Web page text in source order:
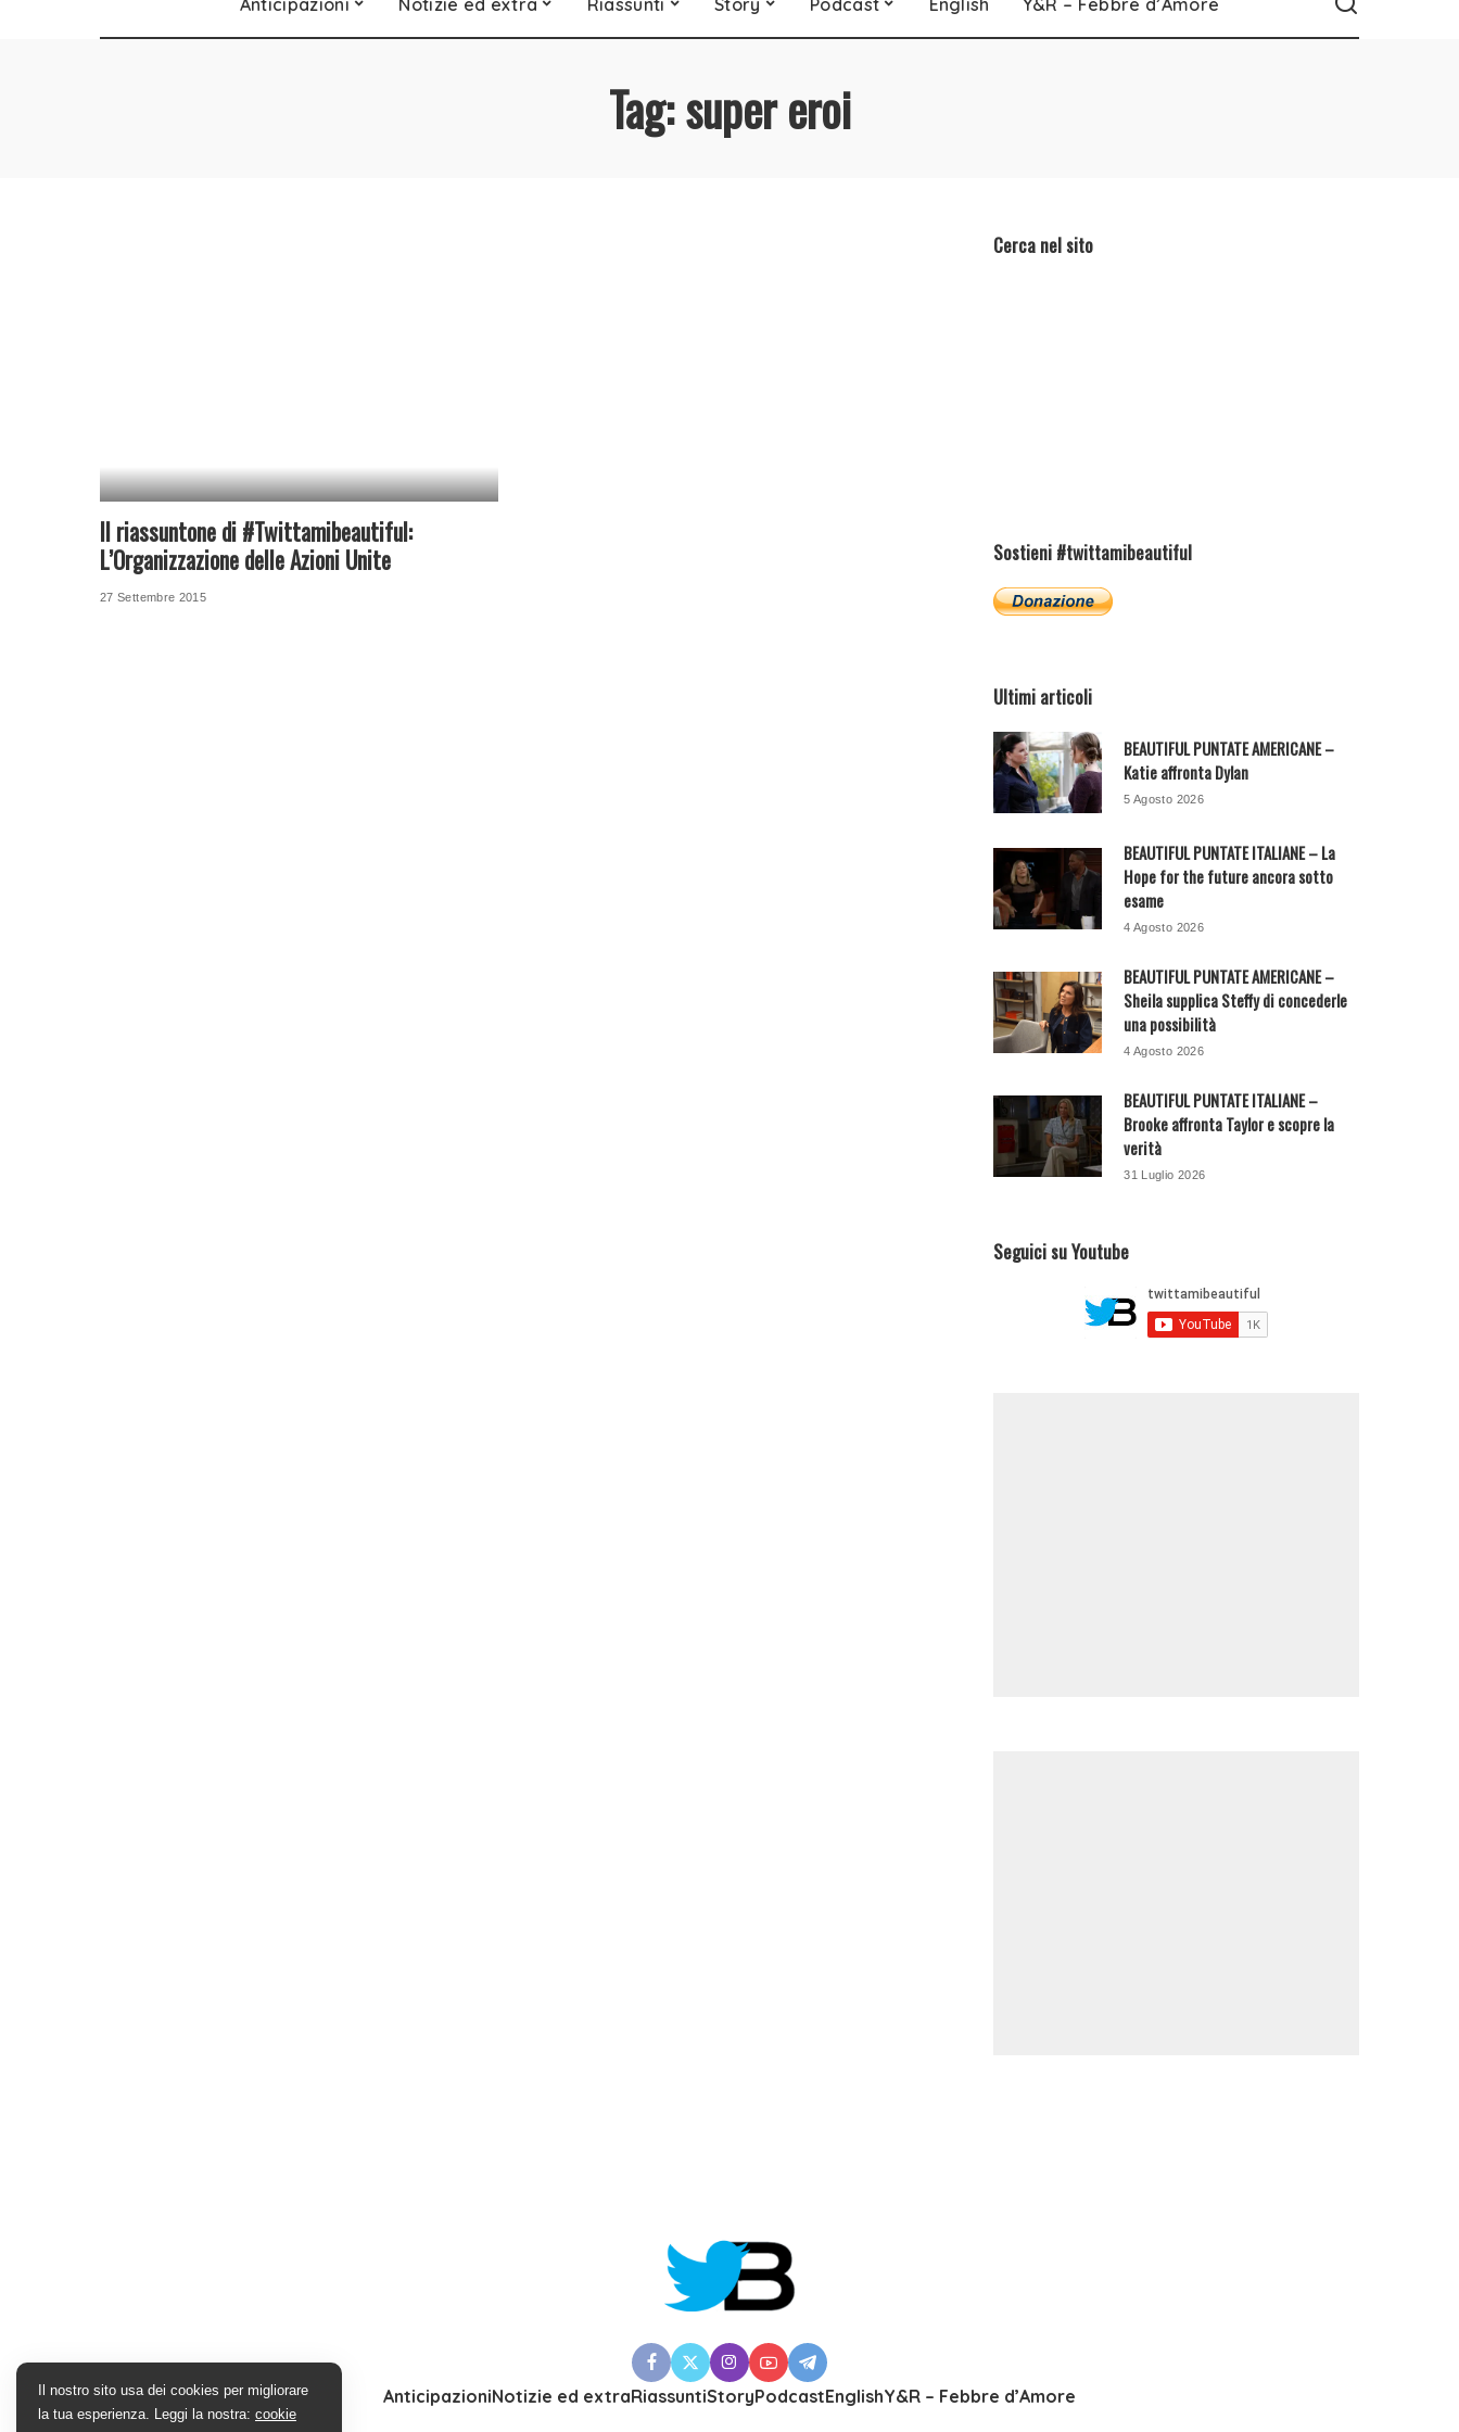
Anticipazioni Notizie ed extra Riassunti Story Podcast English Y&R – Febbre d’Amore
Tag:super eroi
Il riassuntone di #Twittamibeautiful:
L’Organizzazione delle Azioni Unite
27 Settembre 2015
Cerca nel sito
Sostieni #twittamibeautiful
Ultimi articoli
BEAUTIFUL PUNTATE AMERICANE –
Katie affronta Dylan
5 Agosto 2026
BEAUTIFUL PUNTATE ITALIANE – La
Hope for the future ancora sotto
esame
4 Agosto 2026
BEAUTIFUL PUNTATE AMERICANE –
Sheila supplica Steffy di concederle
una possibilità
4 Agosto 2026
BEAUTIFUL PUNTATE ITALIANE –
Brooke affronta Taylor e scopre la
verità
31 Luglio 2026
Seguici su Youtube
AnticipazioniNotizie ed extraRiassuntiStoryPodcastEnglishY&R – Febbre d’Amore
Il nostro sito usa dei cookies per migliorare
la tua esperienza. Leggi la nostra: cookie